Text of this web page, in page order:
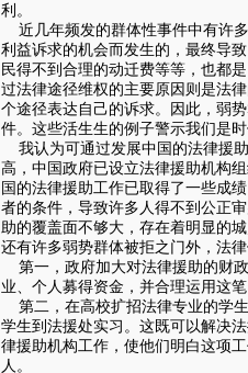
利。
近几年频发的群体性事件中有许
利益诉求的机会而发生的，最终导
民得不到合理的动迁费等等，也都
过法律途径维权的主要原因则是法
个途径表达自己的诉求。因此，弱
件。这些活生生的例子警示我们是
我认为可通过发展中国的法律援
高，中国政府已设立法律援助机构
国的法律援助工作已取得了一些成
者的条件，导致许多人得不到公正
助的覆盖面不够大，存在着明显的
还有许多弱势群体被拒之门外，法
第一，政府加大对法律援助的财
业、个人募得资金，并合理运用这
第二，在高校扩招法律专业的学
学生到法援处实习。这既可以解决
律援助机构工作，使他们明白这项
人。